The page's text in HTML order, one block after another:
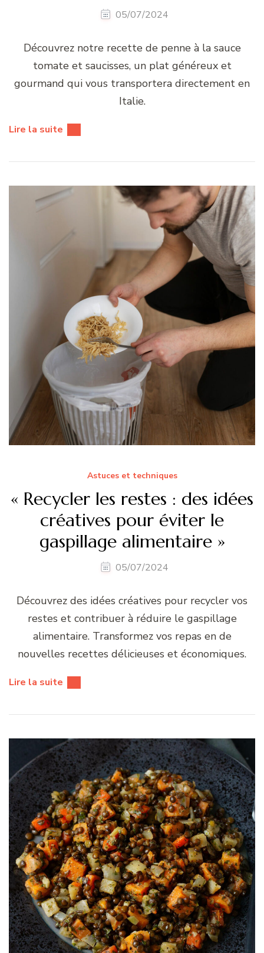
05/07/2024
Découvrez notre recette de penne à la sauce
tomate et saucisses, un plat généreux et
gourmand qui vous transportera directement en
Italie.
Lire la suite
Astuces et techniques
« Recycler les restes : des idées
créatives pour éviter le
gaspillage alimentaire »
05/07/2024
Découvrez des idées créatives pour recycler vos
restes et contribuer à réduire le gaspillage
alimentaire. Transformez vos repas en de
nouvelles recettes délicieuses et économiques.
Lire la suite